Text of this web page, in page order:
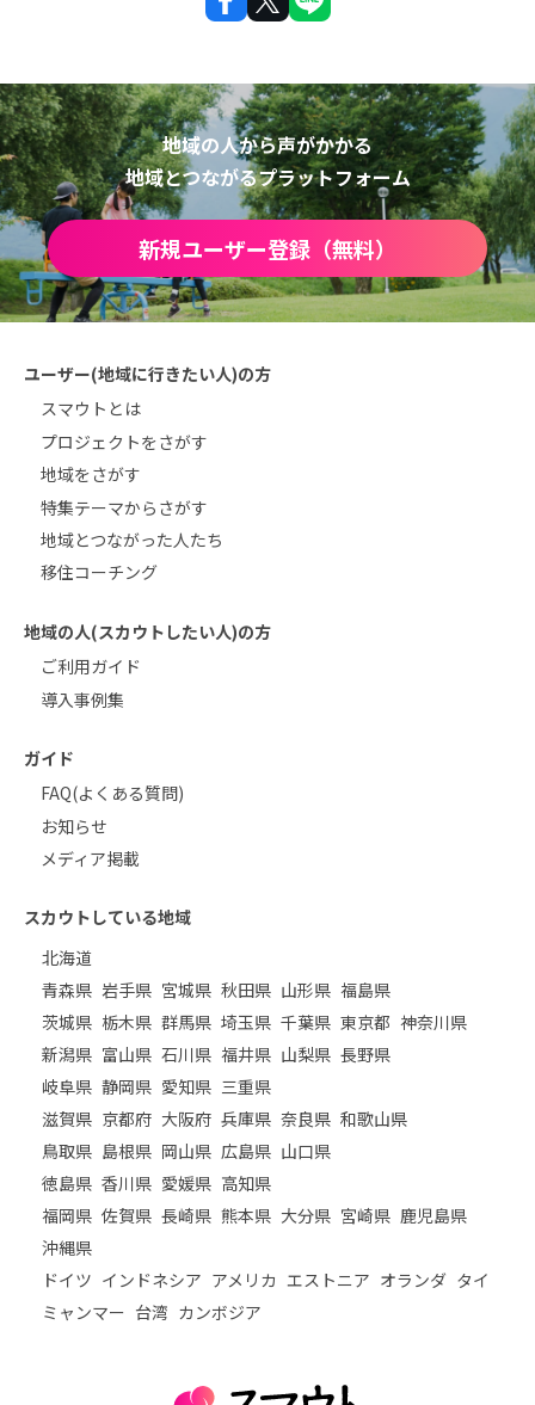
地域の人から声がかかる
地域とつながるプラットフォーム
新規ユーザー登録（無料）
ユーザー(地域に行きたい人)の方
スマウトとは
プロジェクトをさがす
地域をさがす
特集テーマからさがす
地域とつながった人たち
移住コーチング
地域の人(スカウトしたい人)の方
ご利用ガイド
導入事例集
ガイド
FAQ(よくある質問)
お知らせ
メディア掲載
スカウトしている地域
北海道
青森県 岩手県 宮城県 秋田県 山形県 福島県
茨城県 栃木県 群馬県 埼玉県 千葉県 東京都 神奈川県
新潟県 富山県 石川県 福井県 山梨県 長野県
岐阜県 静岡県 愛知県 三重県
滋賀県 京都府 大阪府 兵庫県 奈良県 和歌山県
鳥取県 島根県 岡山県 広島県 山口県
徳島県 香川県 愛媛県 高知県
福岡県 佐賀県 長崎県 熊本県 大分県 宮崎県 鹿児島県
沖縄県
ドイツ インドネシア アメリカ エストニア オランダ タイ
ミャンマー 台湾 カンボジア